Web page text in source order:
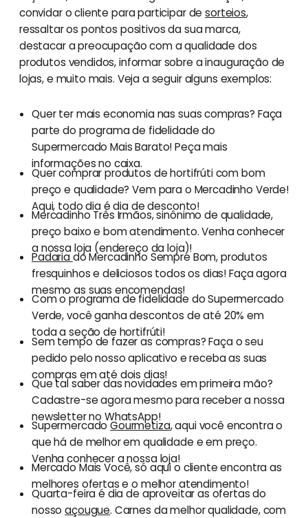
convidar o cliente para participar desorteios,
ressaltar os pontos positivos da sua marca,
destacar a preocupação com a qualidade dos
produtos vendidos, informar sobre a inauguração de
lojas, e muito mais. Veja a seguir alguns exemplos:
Quer ter mais economia nas suas compras? Faça
parte do programa de fidelidade do
Supermercado Mais Barato! Peça mais
informações no caixa.
Quer comprar produtos de hortifrúti com bom
preço e qualidade? Vem para o Mercadinho Verde!
Aqui, todo dia é dia de desconto!
Mercadinho Três Irmãos, sinônimo de qualidade,
preço baixo e bom atendimento. Venha conhecer
a nossa loja (endereço da loja)!
Padariado Mercadinho Sempre Bom, produtos
fresquinhos e deliciosos todos os dias! Faça agora
mesmo as suas encomendas!
Com o programa de fidelidade do Supermercado
Verde, você ganha descontos de até 20% em
toda a seção de hortifrúti!
Sem tempo de fazer as compras? Faça o seu
pedido pelo nosso aplicativo e receba as suas
compras em até dois dias!
Que tal saber das novidades em primeira mão?
Cadastre-se agora mesmo para receber a nossa
newsletter no WhatsApp!
SupermercadoGourmetiza, aqui você encontra o
que há de melhor em qualidade e em preço.
Venha conhecer a nossa loja!
Mercado Mais Você, só aqui o cliente encontra as
melhores ofertas e o melhor atendimento!
Quarta-feira é dia de aproveitar as ofertas do
nossoaçougue. Carnes da melhor qualidade, com